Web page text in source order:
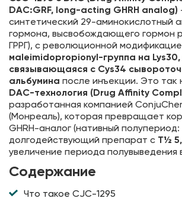
DAC:GRF, long-acting GHRH analog)
синтетический 29-аминокислотный
гормона, высвобождающего гормон
ГРРГ), с революционной
мaleimidopropionyl-группа на Lys30,
связывающаяся с Cys34
альбумина после инъекции. Это так
DAC-технология (Drug Affinity
разработанная компанией
(Монреаль), которая превращает
GHRH-аналог (нативный полупериод:
долгодействующий препарат с T½
увеличение периода полувыведения
Содержание
Что такое CJC-1295